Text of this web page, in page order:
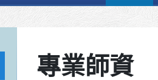
專業師資